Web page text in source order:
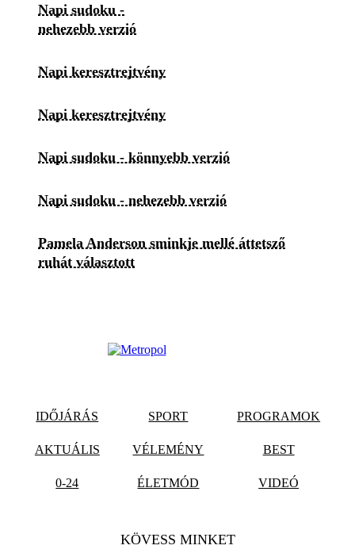
Napi sudoku -
nehezebb verzió
Napi keresztrejtvény
Napi keresztrejtvény
Napi sudoku - könnyebb verzió
Napi sudoku - nehezebb verzió
Pamela Anderson sminkje mellé áttetsző
ruhát választott
IDŐJÁRÁS SPORT PROGRAMOK
AKTUÁLIS VÉLEMÉNY BEST
0-24 ÉLETMÓD VIDEÓ
KÖVESS MINKET